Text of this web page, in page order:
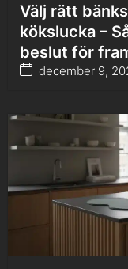
Välj rätt
kökslucka –
beslut för
december 9,